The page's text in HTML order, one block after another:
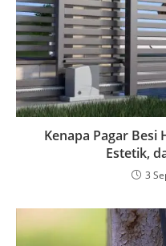
Kenapa Pagar Besi
Estetik,
3